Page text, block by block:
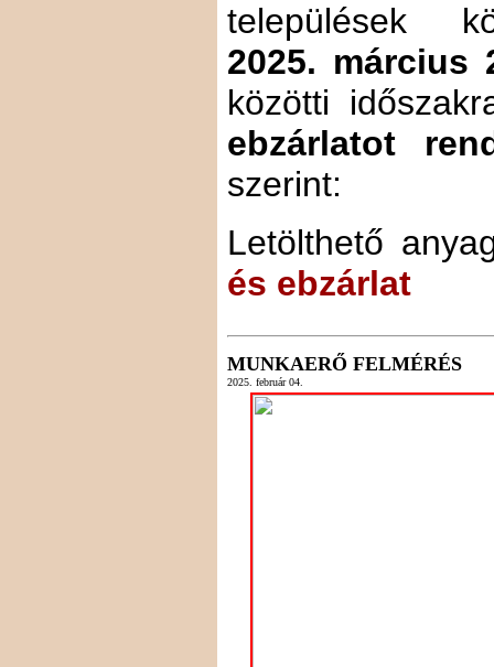
települések
2025. március
közötti
ebzárlatot
szerint:
Letölthető
és ebzárlat
MUNKAERŐ FELMÉRÉS
2025. február 04.